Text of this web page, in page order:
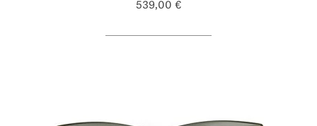
539,00 €